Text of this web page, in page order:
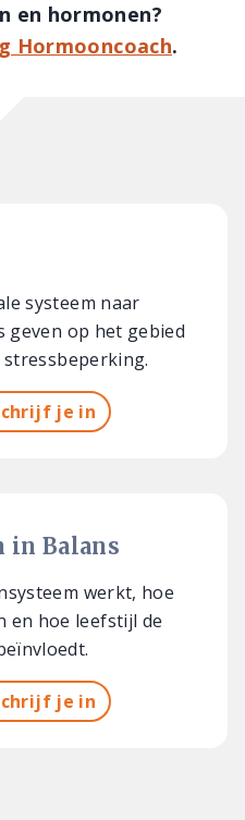
en hormonen?
Hormooncoach.
systeem naar
geven op het gebied
je in
in Balans
werkt, hoe
en hoe leefstijl de
je in